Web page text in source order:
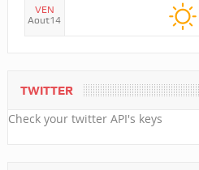
VEN
Aout14
TWITTER
Check your twitter API's keys